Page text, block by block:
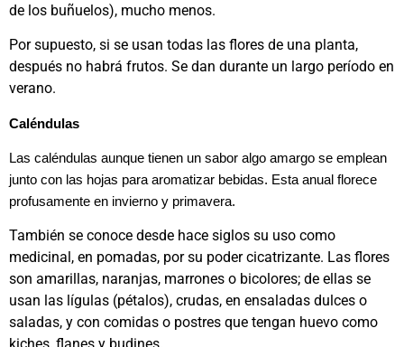
de los buñuelos), mucho menos.
Por supuesto, si se usan todas las flores de una planta,
después no habrá frutos. Se dan durante un largo período en
verano.
Caléndulas
Las caléndulas aunque tienen un sabor algo amargo se emplean
junto con las hojas para aromatizar bebidas. Esta anual florece
profusamente en invierno y primavera.
También se conoce desde hace siglos su uso como
medicinal, en pomadas, por su poder cicatrizante. Las flores
son amarillas, naranjas, marrones o bicolores; de ellas se
usan las lígulas (pétalos), crudas, en ensaladas dulces o
saladas, y con comidas o postres que tengan huevo como